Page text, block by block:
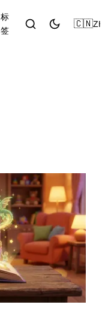
标
签
🇨🇳ZH